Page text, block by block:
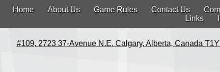
Home About Us Game Rules Contact Us
Links
#109, 2723 37-Avenue N.E. Calgary, Alberta, Canada